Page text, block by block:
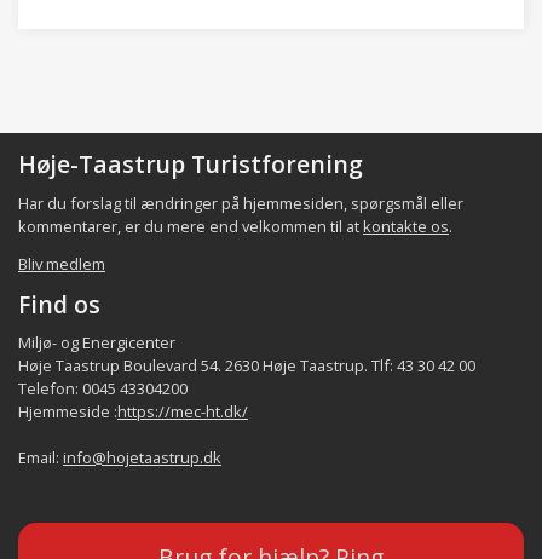
Høje-Taastrup Turistforening
Har du forslag til ændringer på hjemmesiden, spørgsmål eller
kommentarer, er du mere end velkommen til at kontakte os.
Bliv medlem
Find os
Miljø- og Energicenter
Høje Taastrup Boulevard 54. 2630 Høje Taastrup. Tlf: 43 30 42 00
Telefon: 0045 43304200
Hjemmeside :https://mec-ht.dk/
Email: info@hojetaastrup.dk